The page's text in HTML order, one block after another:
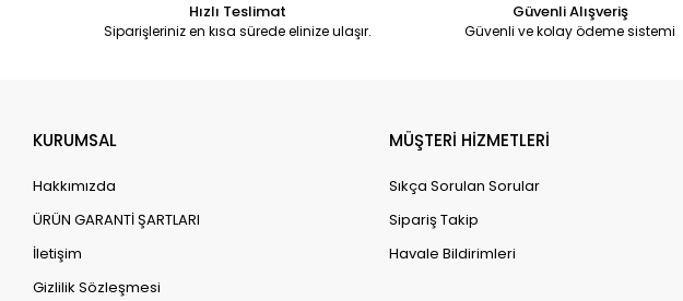
Hızlı Teslimat
Siparişleriniz en kısa sürede elinize ulaşır.
Güvenli Alışveriş
Güvenli ve kolay ödeme sistemi
KURUMSAL
Hakkımızda
ÜRÜN GARANTİ ŞARTLARI
İletişim
Gizlilik Sözleşmesi
MÜŞTERİ HİZMETLERİ
Sıkça Sorulan Sorular
Sipariş Takip
Havale Bildirimleri